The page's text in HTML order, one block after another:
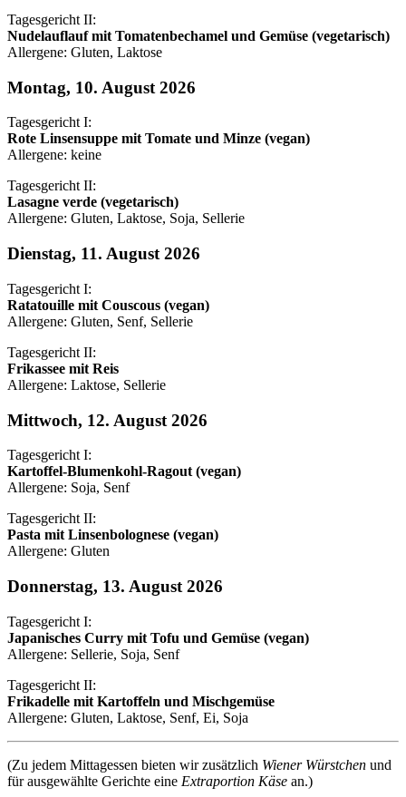
Tagesgericht II:
Nudelauflauf mit Tomatenbechamel und Gemüse (vegetarisch)
Allergene: Gluten, Laktose
Montag, 10. August 2026
Tagesgericht I:
Rote Linsensuppe mit Tomate und Minze (vegan)
Allergene: keine
Tagesgericht II:
Lasagne verde (vegetarisch)
Allergene: Gluten, Laktose, Soja, Sellerie
Dienstag, 11. August 2026
Tagesgericht I:
Ratatouille mit Couscous (vegan)
Allergene: Gluten, Senf, Sellerie
Tagesgericht II:
Frikassee mit Reis
Allergene: Laktose, Sellerie
Mittwoch, 12. August 2026
Tagesgericht I:
Kartoffel-Blumenkohl-Ragout (vegan)
Allergene: Soja, Senf
Tagesgericht II:
Pasta mit Linsenbolognese (vegan)
Allergene: Gluten
Donnerstag, 13. August 2026
Tagesgericht I:
Japanisches Curry mit Tofu und Gemüse (vegan)
Allergene: Sellerie, Soja, Senf
Tagesgericht II:
Frikadelle mit Kartoffeln und Mischgemüse
Allergene: Gluten, Laktose, Senf, Ei, Soja
(Zu jedem Mittagessen bieten wir zusätzlich Wiener Würstchen und
für ausgewählte Gerichte eine Extraportion Käse an.)